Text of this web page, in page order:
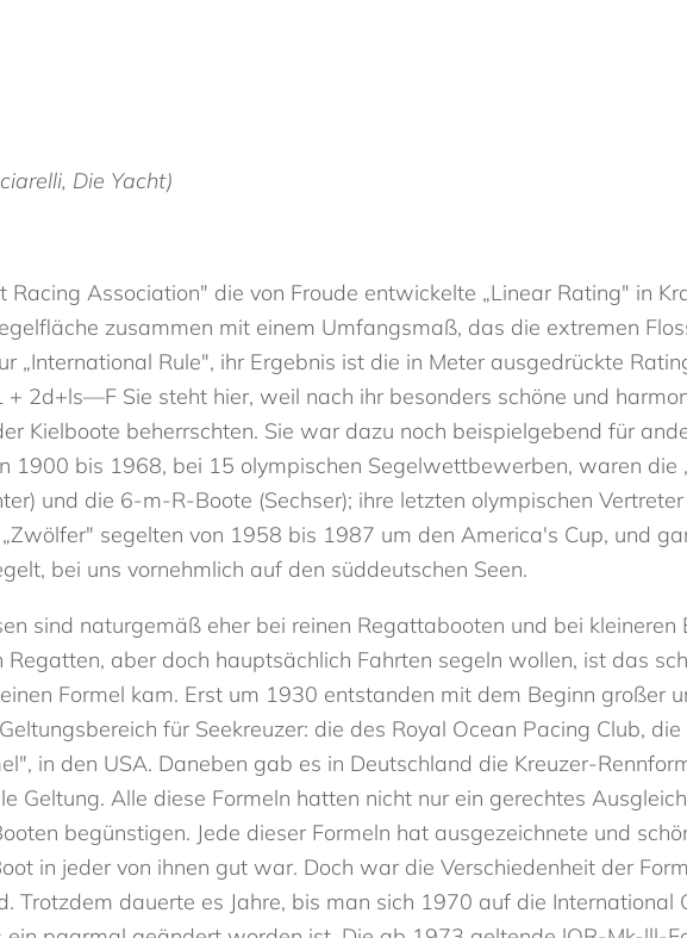
Die Yacht)
Racing Association" die von Froude entwickelte „Linear Rating" in
zusammen mit einem Umfangsmaß, das die extremen
„International Rule", ihr Ergebnis ist die in Meter ausgedrückte
+ 2d+ls—F Sie steht hier, weil nach ihr besonders schöne und
Kielboote beherrschten. Sie war dazu noch beispielgebend für
1900 bis 1968, bei 15 olympischen Segelwettbewerben, waren
und die 6-m-R-Boote (Sechser); ihre letzten olympischen
segelten von 1958 bis 1987 um den America's Cup, und
bei uns vornehmlich auf den süddeutschen Seen.
sind naturgemäß eher bei reinen Regattabooten und bei kleineren
Regatten, aber doch hauptsächlich Fahrten segeln wollen, ist das
Formel kam. Erst um 1930 entstanden mit dem Beginn großer
für Seekreuzer: die des Royal Ocean Pacing Club,
in den USA. Daneben gab es in Deutschland die Kreuzer-
Geltung. Alle diese Formeln hatten nicht nur ein gerechtes
begünstigen. Jede dieser Formeln hat ausgezeichnete und
in jeder von ihnen gut war. Doch war die Verschiedenheit der
Trotzdem dauerte es Jahre, bis man sich 1970 auf die International